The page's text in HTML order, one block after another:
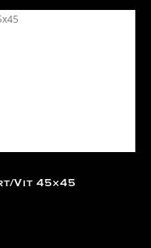
Vit 45×45